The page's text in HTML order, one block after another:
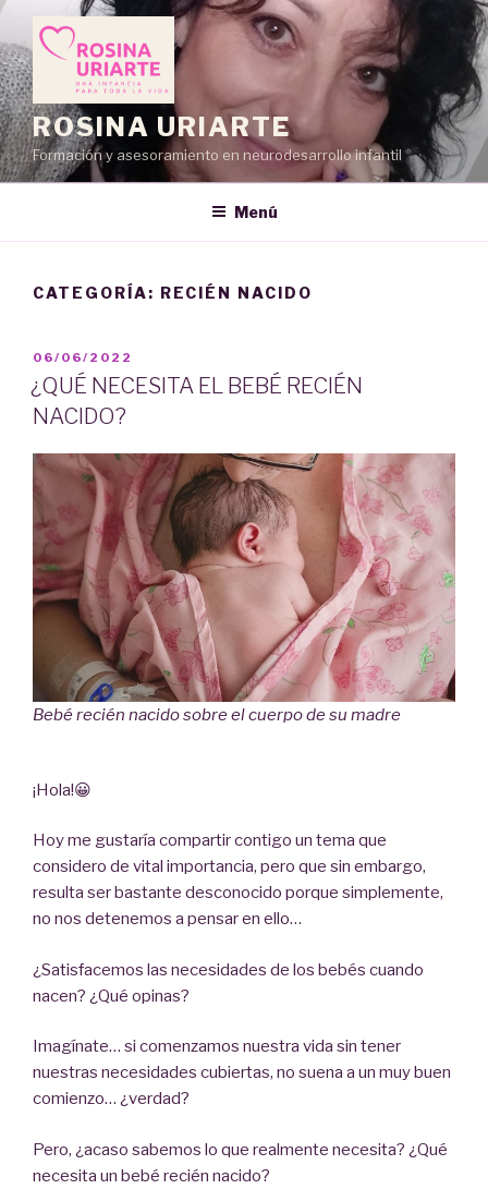
Saltar
al
contenido
ROSINA URIARTE
Formación y asesoramiento en neurodesarrollo infantil
Menú
CATEGORÍA: RECIÉN NACIDO
PUBLICADO
EL
06/06/2022
¿QUÉ NECESITA EL BEBÉ RECIÉN
NACIDO?
Bebé recién nacido sobre el cuerpo de su madre
¡Hola!😀
Hoy me gustaría compartir contigo un tema que
considero de vital importancia, pero que sin embargo,
resulta ser bastante desconocido porque simplemente,
no nos detenemos a pensar en ello…
¿Satisfacemos las necesidades de los bebés cuando
nacen? ¿Qué opinas?
Imagínate… si comenzamos nuestra vida sin tener
nuestras necesidades cubiertas, no suena a un muy buen
comienzo… ¿verdad?
Pero, ¿acaso sabemos lo que realmente necesita? ¿Qué
necesita un bebé recién nacido?